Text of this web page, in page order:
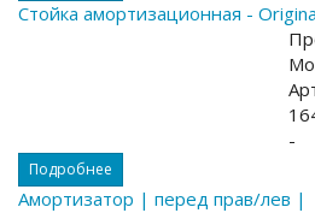
Стойка амортизационная -
-
Подробнее
Амортизатор | перед прав/лев |